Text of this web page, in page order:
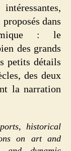
dans
: le
des grands
petits détails
des deux
la narration
historical
on art and